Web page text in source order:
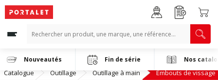
Nouveautés Fin de série Nos
Catalogue Outillage Outillage à main Embouts de vissage